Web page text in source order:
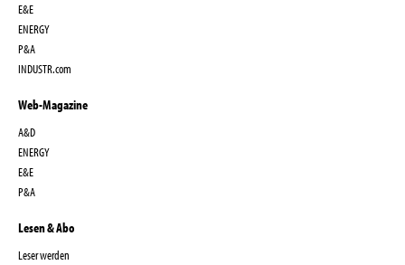
E&E
ENERGY
P&A
INDUSTR.com
Web-Magazine
A&D
ENERGY
E&E
P&A
Lesen & Abo
Leser werden